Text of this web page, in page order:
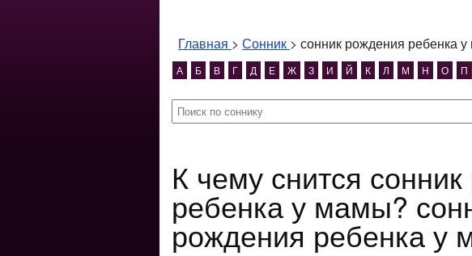
Главная > Сонник > сонник рождения ребенка
А Б В Г Д Е Ж З И Й К Л М Н О П
К чему снится сонник рождения
ребенка у мамы?
рождения ребенка у